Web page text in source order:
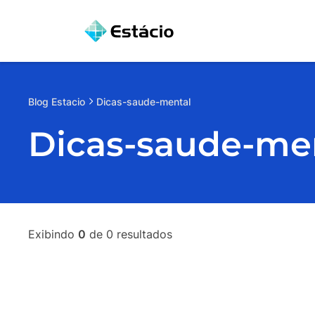
Blog Estacio Dicas-saude-mental
Dicas-saude-
Exibindo 0 de 0 resultados